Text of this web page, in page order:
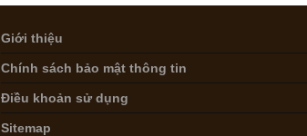
Giới thiệu
Chính sách bảo mật thông tin
Điều khoản sử dụng
Sitemap